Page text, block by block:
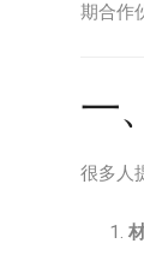
期合作
一
很多人